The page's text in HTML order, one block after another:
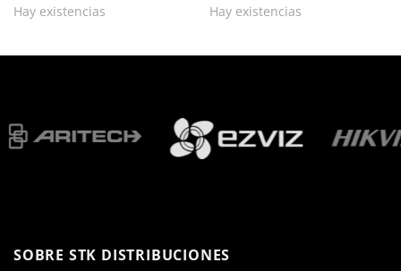
Hay existencias Hay existencias
SOBRE STK DISTRIBUCIONES